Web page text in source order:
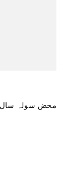
محض سولہ سال کی عمر میں بطور ماڈل اپنے آغاز سے لے کر